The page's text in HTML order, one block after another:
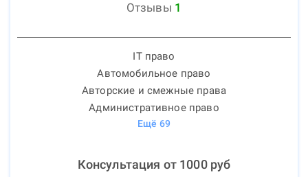
Отзывы 1
IT право
Автомобильное право
Авторские и смежные права
Административное право
Ещё 69
Консультация от 1000руб